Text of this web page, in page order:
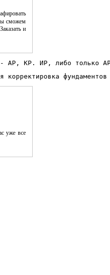
сможем
и
- АР, КР. ИР, либо только
уже все